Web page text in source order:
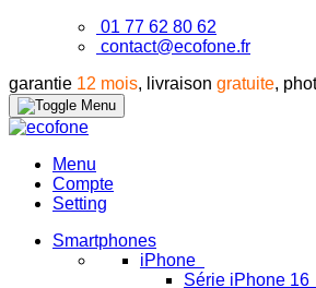
01 77 62 80 62
contact@ecofone.fr
garantie 12 mois, livraison gratuite,
Menu
Compte
Setting
Smartphones
iPhone
Série iPhone 16